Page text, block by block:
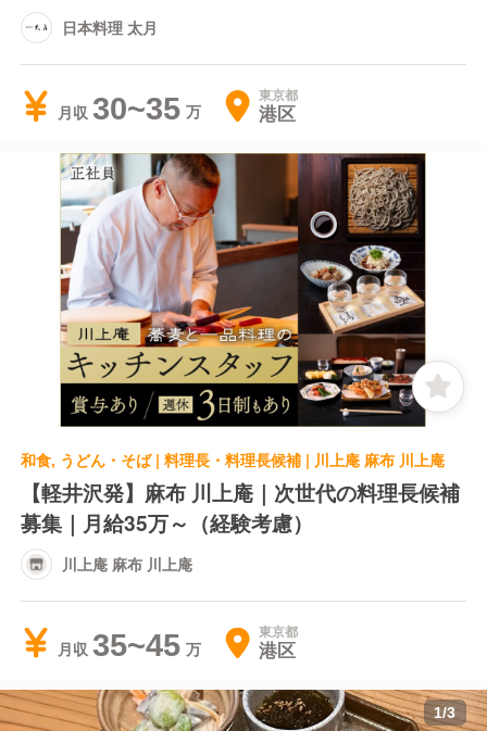
日本料理 太月
月収 30~35 東京都
港区
和食, うどん・そば | 料理長・料理長候補 | 川上庵 麻布 川上庵
【軽井沢発】麻布 川上庵｜次世代の料理長候補
募集｜月給35万～（経験考慮）
川上庵 麻布 川上庵
月収 35~45 東京都
港区
1/3